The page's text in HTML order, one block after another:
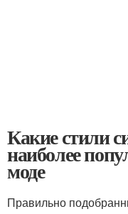
Какие стили
наиболее
моде
Правильно